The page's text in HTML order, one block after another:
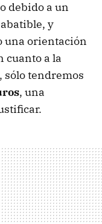
debido a un
y
una orientación
cuanto a la
sólo tendremos
, una